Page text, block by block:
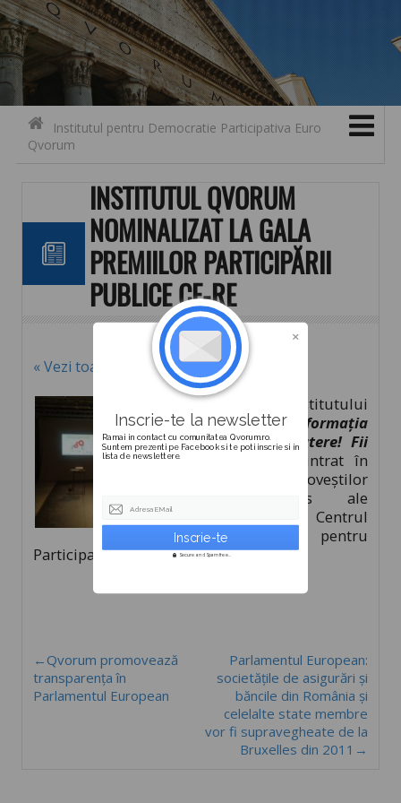
Contact
Skip to content
Institutul pentru Democratie Participativa Euro
Qvorum
INSTITUTUL QVORUM
NOMINALIZAT LA GALA
PREMIILOR PARTICIPĂRII
PUBLICE CE-RE
« Vezi toate noutățile
Proiectul Institutului
Qvorum
Informația
înseamnă putere! Fii
a intrat în
depozitul poveștilor
de succes ale
organizației Centrul
de Resurse pentru
Participare Publică (Ce-Re)
←Qvorum promovează
transparența în
Parlamentul European
Parlamentul European:
societăţile de asigurări şi
băncile din România şi
celelalte state membre
vor fi supravegheate de la
Bruxelles din 2011→
Inscrie-te la newsletter
Ramai in contact cu comunitatea Qvorum.ro.
Suntem prezenti pe Facebook si te poti inscrie si in
lista de newslettere.
Adresa EMail
Secure and Spam free...